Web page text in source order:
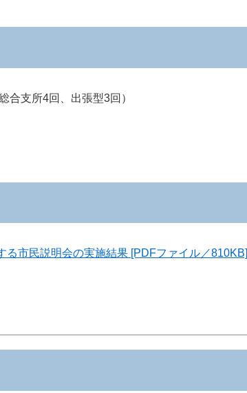
支所4回、出張型3回）
る市民説明会の実施結果 [PDFファイル／810KB]